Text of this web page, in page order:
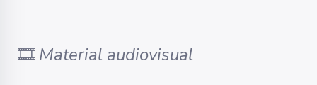
🎞️ Material audiovisual